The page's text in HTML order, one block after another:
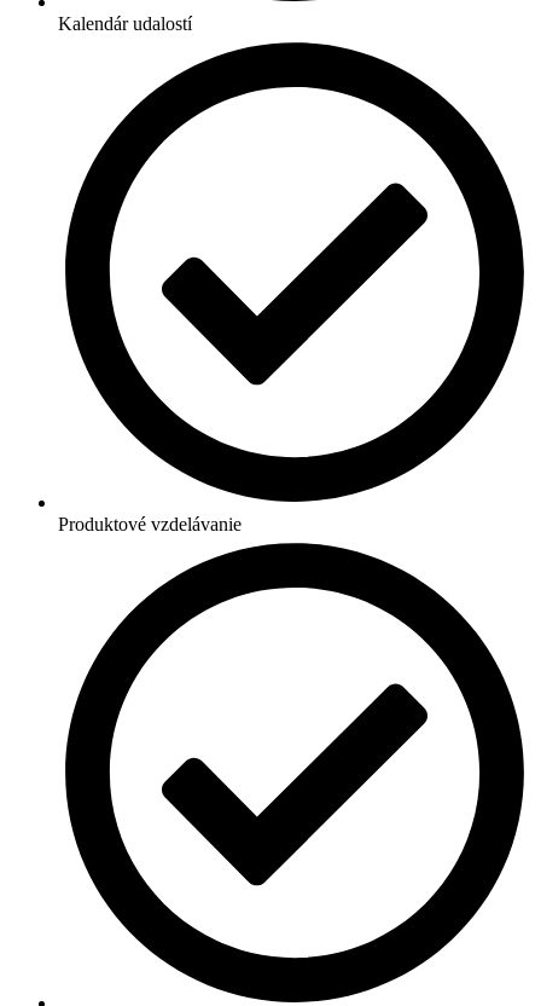
Kalendár udalostí
Produktové vzdelávanie